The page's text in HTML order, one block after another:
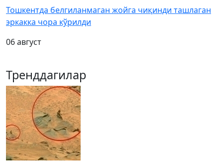
Тошкентда белгиланмаган жойга чиқинди ташлаган
эркакка чора кўрилди
06 август
Тренддагилар